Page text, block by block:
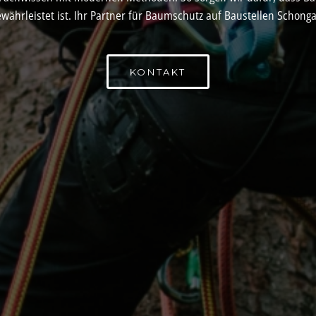
ist. Ihr Partner für Baumschutz auf Baustellen
KONTAKT